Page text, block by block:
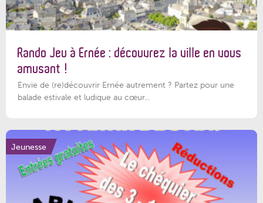
Rando Jeu à Ernée : découvrez la ville en vous
amusant !
Envie de (re)découvrir Ernée autrement ? Partez pour une
balade estivale et ludique au cœur...
Jeunesse